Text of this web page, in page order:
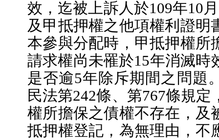
效，迄被上訴人於109年10
及甲抵押權之他項權利證明
本參與分配時，甲抵押權所
請求權尚未罹於15年消滅時
是否逾5年除斥期間之問題
民法第242條、第767條規
權所擔保之債權不存在，及
抵押權登記，為無理由，不